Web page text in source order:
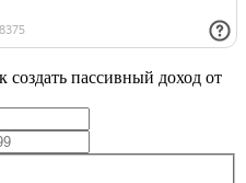
создать пассивный доход от